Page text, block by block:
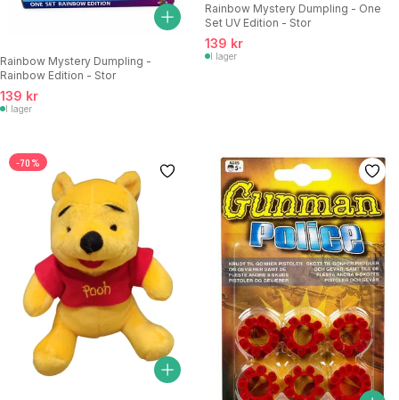
Rainbow Mystery Dumpling -
Rainbow Edition - Stor
139 kr
I lager
Rainbow Mystery Dumpling - One
Set UV Edition - Stor
139 kr
I lager
-70%